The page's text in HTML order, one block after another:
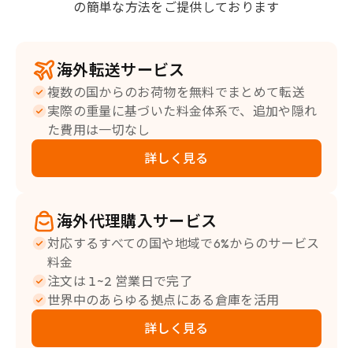
の簡単な方法をご提供しております
海外転送サービス
複数の国からのお荷物を無料でまとめて転送
実際の重量に基づいた料金体系で、追加や隠れ
た費用は一切なし
詳しく見る
海外代理購入サービス
対応するすべての国や地域で6%からのサービス
料金
注文は 1~2 営業日で完了
世界中のあらゆる拠点にある倉庫を活用
詳しく見る